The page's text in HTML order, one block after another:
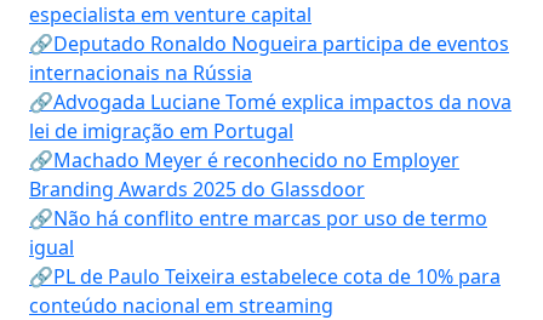
especialista em venture capital
🔗Deputado Ronaldo Nogueira participa de eventos
internacionais na Rússia
🔗Advogada Luciane Tomé explica impactos da nova
lei de imigração em Portugal
🔗Machado Meyer é reconhecido no Employer
Branding Awards 2025 do Glassdoor
🔗Não há conflito entre marcas por uso de termo
igual
🔗PL de Paulo Teixeira estabelece cota de 10% para
conteúdo nacional em streaming